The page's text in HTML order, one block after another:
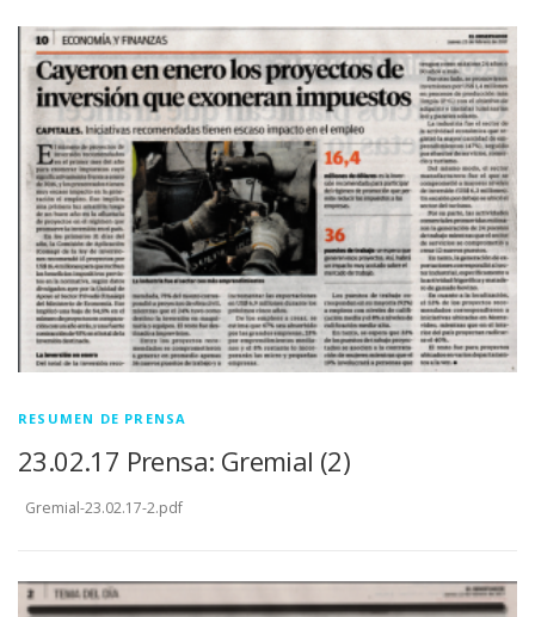
RESUMEN DE PRENSA
23.02.17 Prensa: Gremial (2)
Gremial-23.02.17-2.pdf